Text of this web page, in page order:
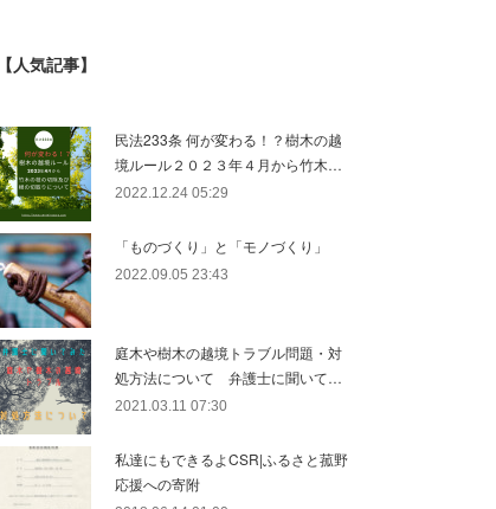
【人気記事】
民法233条 何が変わる！？樹木の越
境ルール２０２３年４月から竹木…
2022.12.24 05:29
「ものづくり」と「モノづくり」
2022.09.05 23:43
庭木や樹木の越境トラブル問題・対
処方法について 弁護士に聞いて…
2021.03.11 07:30
私達にもできるよCSR|ふるさと菰野
応援への寄附